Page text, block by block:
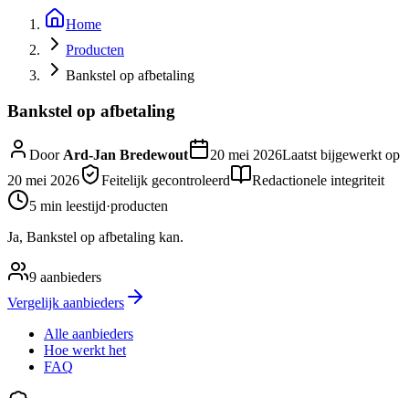
Home
Producten
Bankstel op afbetaling
Bankstel op afbetaling
DoorArd-Jan Bredewout 20 mei 2026Laatst bijgewerkt op
20 mei 2026
Feitelijk gecontroleerd
Redactionele integriteit
5 min leestijd·producten
Ja, Bankstel op afbetaling kan.
9 aanbieders
Vergelijk aanbieders
Alle aanbieders
Hoe werkt het
FAQ